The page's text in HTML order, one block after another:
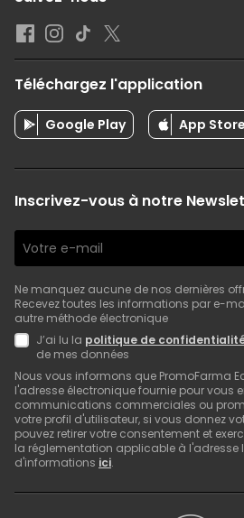
Téléchargez l'application
Google Play App Store
Inscrivez-vous à notre
Ne manquez aucune de nos dernières
Recevez toutes les informations par e-
autre méthode électronique
J’ai lu la politique de
de mes données
Nous vous informons que PromoFarma
l'adresse électronique fournie pour vous
communications commerciales ou
votre profil d'utilisateur, si vous donnez
pouvez retirer votre consentement et
la réglementation applicable à l'adresse
d'informations ici.